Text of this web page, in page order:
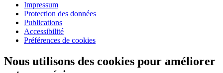
Impressum
Protection des données
Publications
Accessibilité
Préférences de cookies
Nous utilisons des cookies pour améliorer